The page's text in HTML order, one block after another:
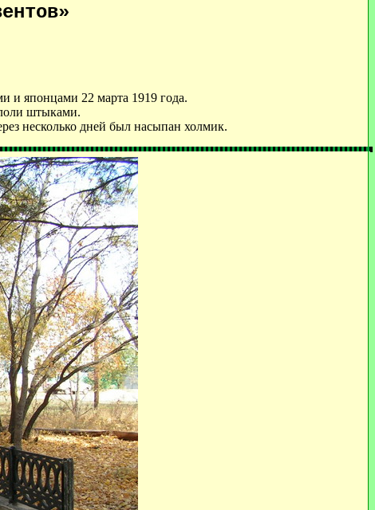
и японцами 22 марта 1919 года.
штыками.
несколько дней был насыпан холмик.